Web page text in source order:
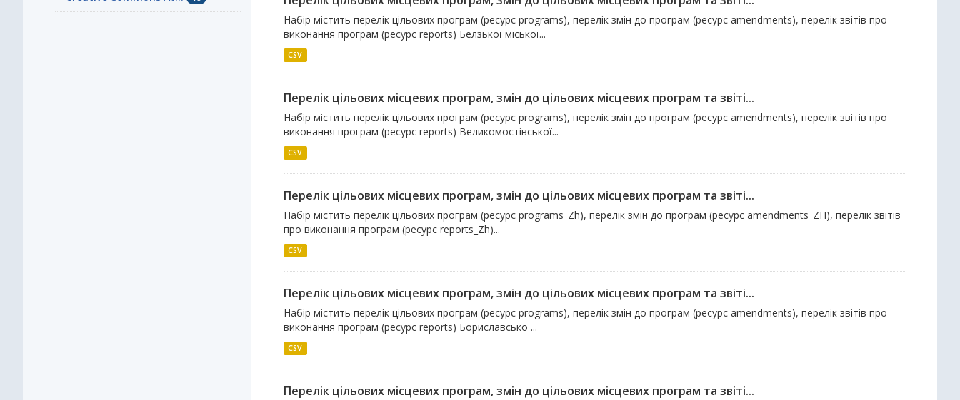
Набір містить перелік цільових програм (ресурс programs), перелік змін до програм (ресурс amendments), перелік звітів про
виконання програм (ресурс reports) Белзької міської...
CSV
Перелік цільових місцевих програм, змін до цільових місцевих програм та звіті...
Набір містить перелік цільових програм (ресурс programs), перелік змін до програм (ресурс amendments), перелік звітів про
виконання програм (ресурс reports) Великомостівської...
CSV
Перелік цільових місцевих програм, змін до цільових місцевих програм та звіті...
Набір містить перелік цільових програм (ресурс programs_Zh), перелік змін до програм (ресурс amendments_ZH), перелік звітів
про виконання програм (ресурс reports_Zh)...
CSV
Перелік цільових місцевих програм, змін до цільових місцевих програм та звіті...
Набір містить перелік цільових програм (ресурс programs), перелік змін до програм (ресурс amendments), перелік звітів про
виконання програм (ресурс reports) Бориславської...
CSV
Перелік цільових місцевих програм, змін до цільових місцевих програм та звіті...